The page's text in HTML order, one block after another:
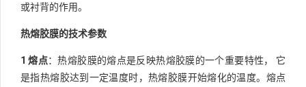
或衬背的作用。
热熔胶膜的技术参数
1 熔点：热熔胶膜的熔点是反映热熔胶膜的一个重要特性， 它
是指热熔胶达到一定温度时，热熔胶膜开始熔化的温度。熔点